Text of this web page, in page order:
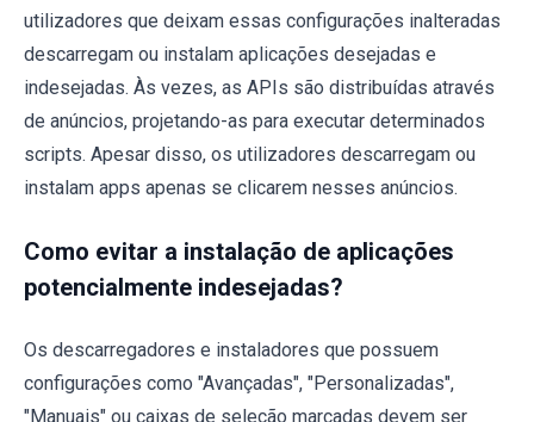
utilizadores que deixam essas configurações inalteradas
descarregam ou instalam aplicações desejadas e
indesejadas. Às vezes, as APIs são distribuídas através
de anúncios, projetando-as para executar determinados
scripts. Apesar disso, os utilizadores descarregam ou
instalam apps apenas se clicarem nesses anúncios.
Como evitar a instalação de aplicações
potencialmente indesejadas?
Os descarregadores e instaladores que possuem
configurações como "Avançadas", "Personalizadas",
"Manuais" ou caixas de seleção marcadas devem ser